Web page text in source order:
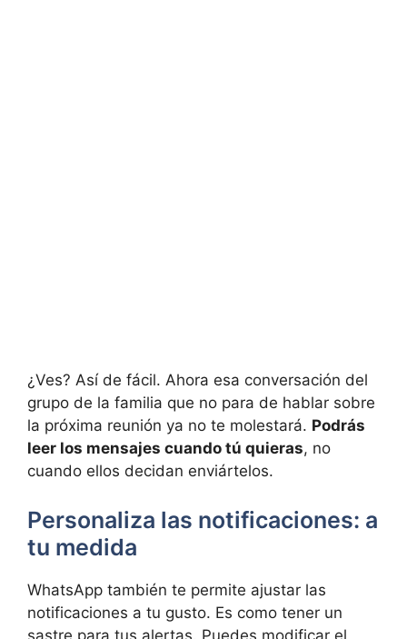
¿Ves? Así de fácil. Ahora esa conversación del
grupo de la familia que no para de hablar sobre
la próxima reunión ya no te molestará. Podrás
leer los mensajes cuando tú quieras, no
cuando ellos decidan enviártelos.
Personaliza las notificaciones: a
tu medida
WhatsApp también te permite ajustar las
notificaciones a tu gusto. Es como tener un
sastre para tus alertas. Puedes modificar el